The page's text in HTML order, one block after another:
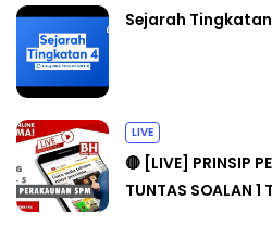
Sejarah
LIVE
🔴 [LIVE] PRINSIP
TUNTAS SOALAN 1